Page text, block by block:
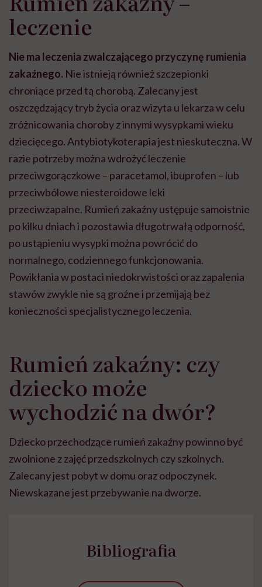
leczenie
Nie ma leczenia zwalczającego przyczynę rumienia
zakaźnego. Nie istnieją również szczepionki
chroniące przed tą chorobą. Zalecany jest
oszczędzający tryb życia oraz wizyta u lekarza w celu
zróżnicowania choroby z innymi wysypkami wieku
dziecięcego. Antybiotykoterapia jest nieskuteczna. W
razie potrzeby można wdrożyć leczenie
przeciwgorączkowe – paracetamol, ibuprofen – lub
przeciwbólowe niesteroidowe leki
przeciwzapalne. Rumień zakaźny ustępuje samoistnie
po kilku dniach i pozostawia długotrwałą odporność,
po ustąpieniu wysypki można powrócić do
normalnego, codziennego funkcjonowania.
Powikłania w postaci niedokrwistości oraz zapalenia
stawów zwykle nie są groźne i przemijają bez
konieczności specjalistycznego leczenia.
Rumień zakaźny: czy
dziecko może
wychodzić na dwór?
Dziecko przechodzące rumień zakaźny powinno być
zwolnione z zajęć przedszkolnych czy szkolnych.
Zalecany jest pobyt w domu oraz odpoczynek.
Niewskazane jest przebywanie na dworze.
Bibliografia